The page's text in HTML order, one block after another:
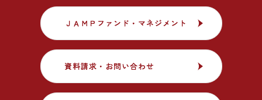
ＪＡＭＰファンド・マネジメント
ＪＡＭＰファンド・マネジメント
資料請求・お問い合わせ
資料請求・お問い合わせ